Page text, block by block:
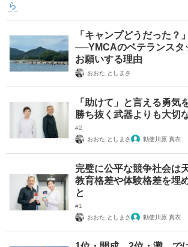
ら
「キャンプどうだった？
──YMCAのベテランスタ
お願いする理由
おおた としまさ
「助けて」と言える勇気
勝ち抜く武器よりも大切
#2
おおた としまさ
勅使川原 真衣
完璧に公平な競争社会は
教育格差や体験格差を埋
と
#1
おおた としまさ
勅使川原 真衣